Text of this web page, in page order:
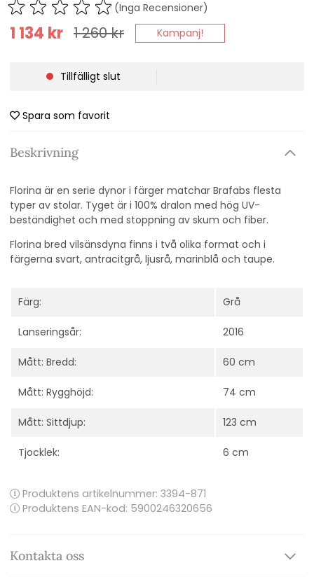
(Inga Recensioner)
1 260kr
1 134 kr Kampanj!
Tillfälligt slut
Spara som favorit
Beskrivning
Florina är en serie dynor i färger matchar Brafabs flesta
typer av stolar. Tyget är i 100% dralon med hög UV-
beständighet och med stoppning av skum och fiber.
Florina bred vilsänsdyna finns i två olika format och i
färgerna svart, antracitgrå, ljusrå, marinblå och taupe.
Färg: Grå
Lanseringsår: 2016
Mått: Bredd: 60 cm
Mått: Rygghöjd: 74 cm
Mått: Sittdjup: 123 cm
Tjocklek: 6 cm
Produktens artikelnummer: 3394-871
Produktens EAN-kod: 5900246320656
Kontakta oss